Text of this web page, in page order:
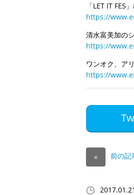
「LET IT FES
https://
清水富美加の
https://
ワンオク、ア
https://
« 前の記
2017.01.21